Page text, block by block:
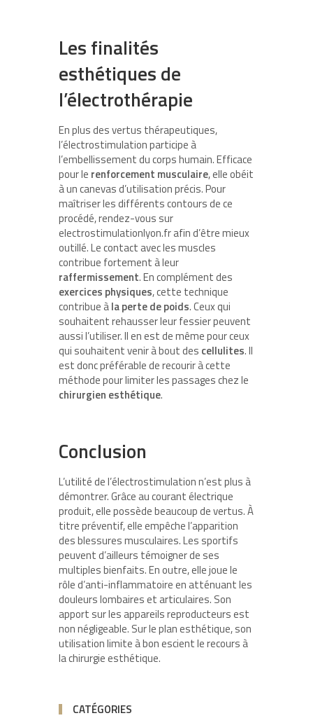
Les finalités
esthétiques de
l’électrothérapie
En plus des vertus thérapeutiques,
l’électrostimulation participe à
l’embellissement du corps humain. Efficace
pour le renforcement musculaire, elle obéit
à un canevas d’utilisation précis. Pour
maîtriser les différents contours de ce
procédé, rendez-vous sur
electrostimulationlyon.fr afin d’être mieux
outillé. Le contact avec les muscles
contribue fortement à leur
raffermissement. En complément des
exercices physiques, cette technique
contribue àla perte de poids. Ceux qui
souhaitent rehausser leur fessier peuvent
aussi l’utiliser. Il en est de même pour ceux
qui souhaitent venir à bout des cellulites. Il
est donc préférable de recourir à cette
méthode pour limiter les passages chez le
chirurgien esthétique.
Conclusion
L’utilité de l’électrostimulation n’est plus à
démontrer. Grâce au courant électrique
produit, elle possède beaucoup de vertus. À
titre préventif, elle empêche l’apparition
des blessures musculaires. Les sportifs
peuvent d’ailleurs témoigner de ses
multiples bienfaits. En outre, elle joue le
rôle d’anti-inflammatoire en atténuant les
douleurs lombaires et articulaires. Son
apport sur les appareils reproducteurs est
non négligeable. Sur le plan esthétique, son
utilisation limite à bon escient le recours à
la chirurgie esthétique.
CATÉGORIES